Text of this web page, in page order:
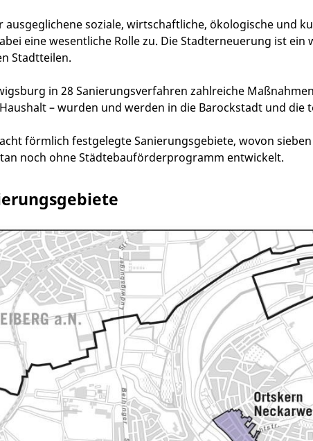
soziale, wirtschaftliche, ökologische und
eine wesentliche Rolle zu. Die Stadterneuerung ist
Stadtteilen.
in 28 Sanierungsverfahren zahlreiche
– wurden und werden in die Barockstadt und die
förmlich festgelegte Sanierungsgebiete, wovon
noch ohne Städtebauförderprogramm entwickelt.